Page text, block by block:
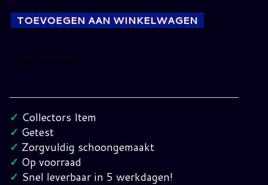
TOEVOEGEN AAN WINKELWAGEN
1 op voorraad
2
SEGA
Mega
Drive
hoeveelheid
✓ Collectors Item
✓ Getest
✓ Zorgvuldig schoongemaakt
✓ Op voorraad
✓ Snel leverbaar in 5 werkdagen!